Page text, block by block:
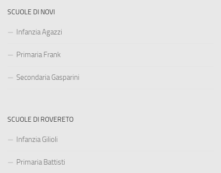
SCUOLE DI NOVI
Infanzia Agazzi
Primaria Frank
Secondaria Gasparini
SCUOLE DI ROVERETO
Infanzia Gilioli
Primaria Battisti